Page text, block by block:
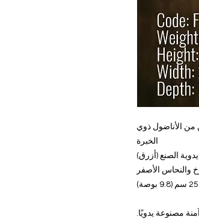
من الأناضول ذوي
الخبرة
والنحاس الأصفر